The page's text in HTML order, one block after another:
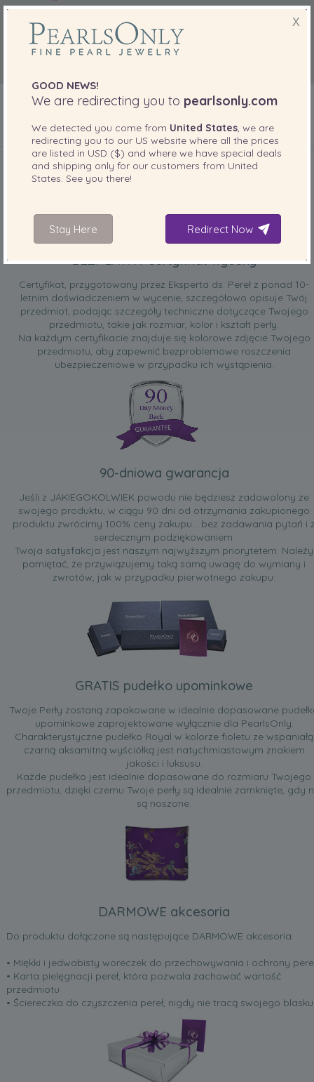
DOŁĄCZONE DO TWOJEGO PRODUKTU
BEZPŁATNY certyfikat wyceny
Certyfikat, przygotowany przez Eksperta ds. Pereł z ponad 10-
letnim doświadczeniem w wycenie, szczegółowo opisuje Twój
przedmiot, podając szczegóły techniczne dotyczące Twojego
przedmiotu, takie jak rozmiar, kolor i kształt perły.
Na każdym certyfikacie znajduje się kolorowe zdjęcie Twojego
przedmiotu, aby zapewnić bezproblemowe roszczenia
ubezpieczeniowe w przypadku ich wystąpienia.
90-dniowa gwarancja
Jeśli z JAKIEGOKOLWIEK powodu nie będziesz zadowolony ze
swojego produktu, w ciągu 90 dni od otrzymania zakupionego
produktu zwrócimy 100% ceny zakupu... bez zadawania pytań i
serdecznym podziękowaniem.
Twoja satysfakcja jest naszym najwyższym priorytetem. Należy
pamiętać, że przywiązujemy taką samą uwagę do wymiany i
zwrotów, jak w przypadku pierwotnego zakupu.
GRATIS pudełko upominkowe
Twoje Perły zostaną zapakowane w idealnie dopasowane
upominkowe zaprojektowane wyłącznie dla PearlsOnly.
Charakterystyczne pudełko Royal w kolorze fioletu ze wspaniałą
czarną aksamitną wyściółką jest natychmiastowym znakiem
jakości i luksusu.
Każde pudełko jest idealnie dopasowane do rozmiaru Twojego
przedmiotu, dzięki czemu Twoje perły są idealnie zamknięte, gdy
są noszone.
DARMOWE akcesoria
Do produktu dołączone są następujące DARMOWE akcesoria:
• Miękki i jedwabisty woreczek do przechowywania i ochrony
• Karta pielęgnacji pereł, która pozwala zachować wartość
przedmiotu
• Ściereczka do czyszczenia pereł, nigdy nie tracą swojego
X
GOOD NEWS!
We are redirecting you to pearlsonly.com
We detected you come from United States , we are
redirecting you to our US website where all the prices
are listed in USD ($) and where we have special deals
and shipping only for our customers from United
States . See you there!
Stay Here Redirect Now